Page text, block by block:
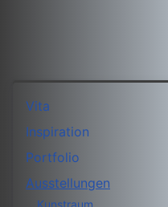
Vita
Inspiration
Portfolio
Ausstellungen
Kunstraum